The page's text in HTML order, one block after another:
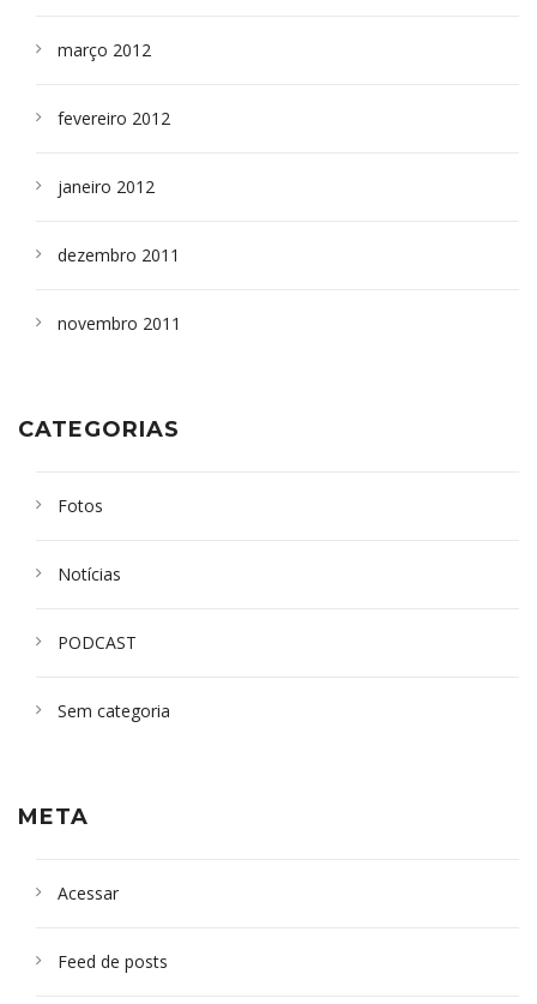
março 2012
fevereiro 2012
janeiro 2012
dezembro 2011
novembro 2011
CATEGORIAS
Fotos
Notícias
PODCAST
Sem categoria
META
Acessar
Feed de posts